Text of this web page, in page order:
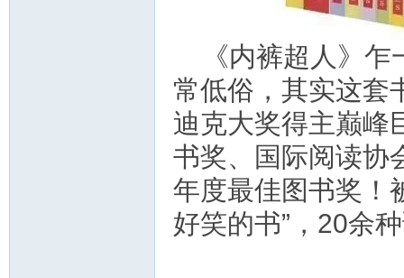
《内裤超人》
常低俗，其实这套
迪克大奖得主巅峰
书奖、国际阅读协
年度最佳图书奖！
好笑的书”，20余